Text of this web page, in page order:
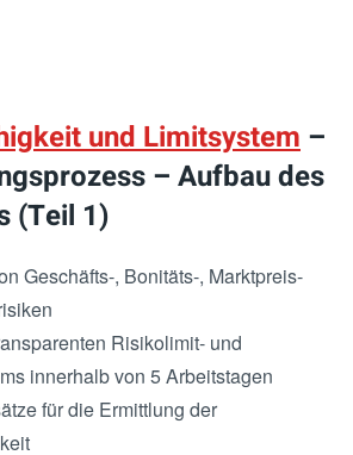
und Limitsystem –
– Aufbau des
(Teil 1)
Geschäfts-, Bonitäts-, Marktpreis-
Risikolimit- und
innerhalb von 5 Arbeitstagen
für die Ermittlung der